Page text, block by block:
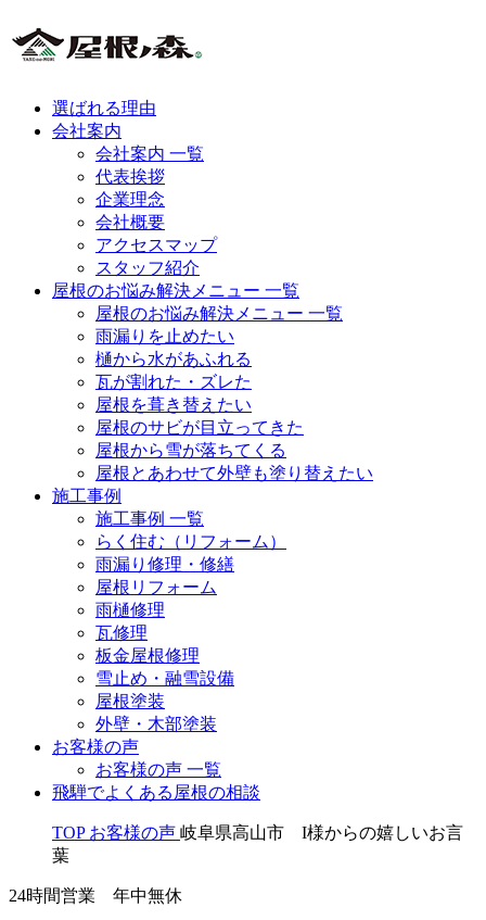
選ばれる理由
会社案内
会社案内 一覧
代表挨拶
企業理念
会社概要
アクセスマップ
スタッフ紹介
屋根のお悩み解決メニュー 一覧
屋根のお悩み解決メニュー 一覧
雨漏りを止めたい
樋から水があふれる
瓦が割れた・ズレた
屋根を葺き替えたい
屋根のサビが目立ってきた
屋根から雪が落ちてくる
屋根とあわせて外壁も塗り替えたい
施工事例
施工事例 一覧
らく住む（リフォーム）
雨漏り修理・修繕
屋根リフォーム
雨樋修理
瓦修理
板金屋根修理
雪止め・融雪設備
屋根塗装
外壁・木部塗装
お客様の声
お客様の声 一覧
飛騨でよくある屋根の相談
TOP お客様の声 岐阜県高山市 I様からの嬉しいお言
葉
24時間営業 年中無休